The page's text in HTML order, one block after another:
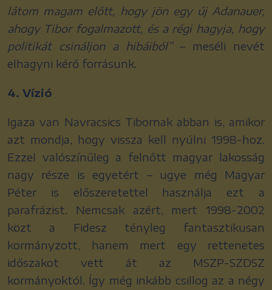
látom magam előtt, hogy jön egy új Adanauer,
ahogy Tibor fogalmazott, és a régi hagyja, hogy
politikát csináljon a hibáiból” – meséli nevét
elhagyni kérő forrásunk.
4. Vízió
Igaza van Navracsics Tibornak abban is, amikor
azt mondja, hogy vissza kell nyúlni 1998-hoz.
Ezzel valószínűleg a felnőtt magyar lakosság
nagy része is egyetért – ugye még Magyar
Péter is előszeretettel használja ezt a
parafrázist. Nemcsak azért, mert 1998-2002
közt a Fidesz tényleg fantasztikusan
kormányzott, hanem mert egy rettenetes
időszakot vett át az MSZP-SZDSZ
kormányoktól. Így még inkább csillog az a négy